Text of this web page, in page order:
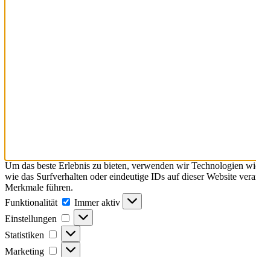
Um das beste Erlebnis zu bieten, verwenden wir Technologien
wie das Surfverhalten oder eindeutige IDs auf dieser Website
Merkmale führen.
Funktionalität
Funktionalität
Immer aktiv
Einstellungen
Einstellungen
Statistiken Statistiken
Marketing Marketing